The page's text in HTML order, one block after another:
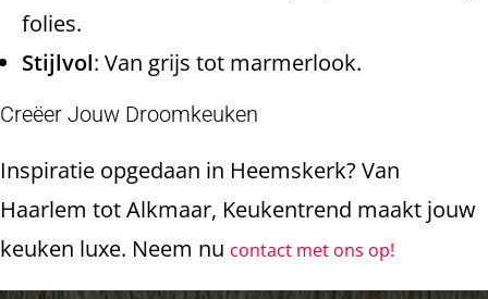
folies.
Stijlvol: Van grijs tot marmerlook.
Creëer Jouw Droomkeuken
Inspiratie opgedaan in Heemskerk? Van
Haarlem tot Alkmaar, Keukentrend maakt jouw
keuken luxe. Neem nu contact met ons op!